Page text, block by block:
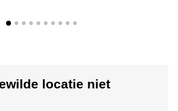
locatie niet